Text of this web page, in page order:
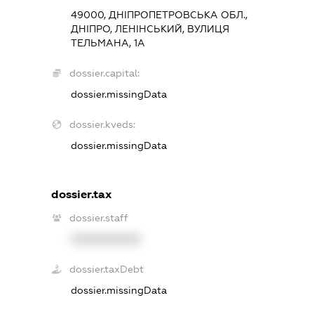
49000, ДНІПРОПЕТРОВСЬКА ОБЛ.,
ДНІПРО, ЛЕНІНСЬКИЙ, ВУЛИЦЯ
ТЕЛЬМАНА, 1А
dossier.capital:
dossier.missingData
dossier.kveds:
dossier.missingData
dossier.tax
dossier.staff
dossier.taxDebt
dossier.missingData